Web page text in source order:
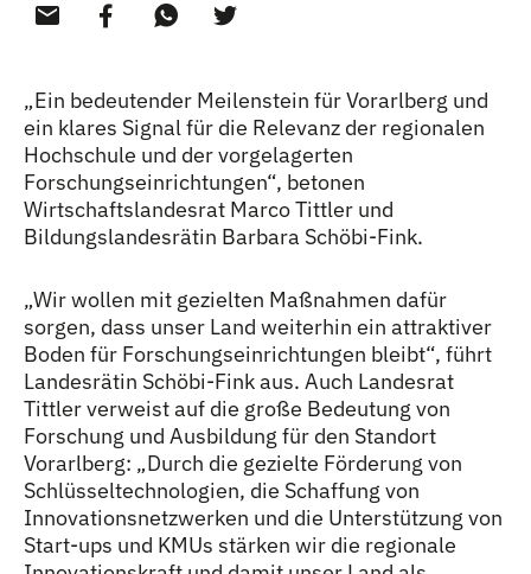
„Ein bedeutender Meilenstein für Vorarlberg und
ein klares Signal für die Relevanz der regionalen
Hochschule und der vorgelagerten
Forschungseinrichtungen“, betonen
Wirtschaftslandesrat Marco Tittler und
Bildungslandesrätin Barbara Schöbi-Fink.
„Wir wollen mit gezielten Maßnahmen dafür
sorgen, dass unser Land weiterhin ein attraktiver
Boden für Forschungseinrichtungen bleibt“, führt
Landesrätin Schöbi-Fink aus. Auch Landesrat
Tittler verweist auf die große Bedeutung von
Forschung und Ausbildung für den Standort
Vorarlberg: „Durch die gezielte Förderung von
Schlüsseltechnologien, die Schaffung von
Innovationsnetzwerken und die Unterstützung von
Start-ups und KMUs stärken wir die regionale